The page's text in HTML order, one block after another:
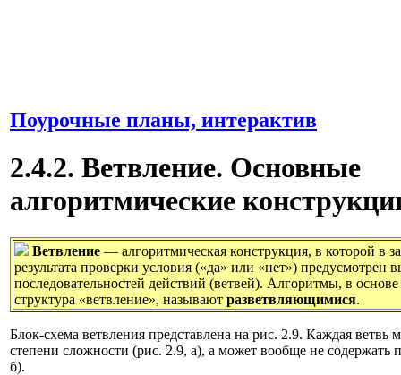
Поурочные планы, интерактив
2.4.2. Ветвление. Основные
алгоритмические
Ветвление — алгоритмическая конструкция, в которой в
результата проверки условия («да» или «нет») предусмотрен
последовательностей действий (ветвей). Алгоритмы, в
структура «ветвление», называют разветвляющимися.
Блок-схема ветвления представлена на рис. 2.9. Каждая ветвь
степени сложности (рис. 2.9, а), а может вообще не содержать
б).